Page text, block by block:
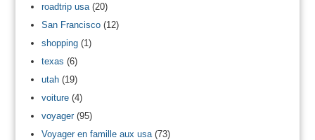
roadtrip usa(20)
San Francisco(12)
shopping(1)
texas (6)
utah(19)
voiture(4)
voyager(95)
Voyager en famille aux usa(73)